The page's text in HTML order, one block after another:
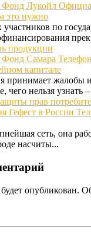
Лукойл
это нужно
по
Самара
капитале
принимает жалобы
чего нельзя узнать
Гефест в России
сеть, она
насчиты...
опубликован.